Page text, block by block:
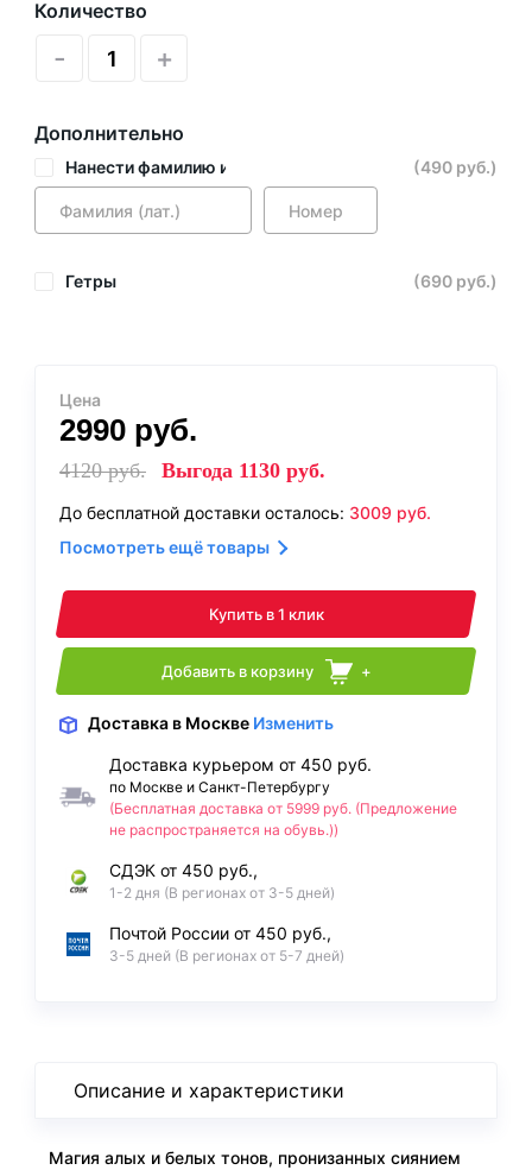
Количество
- +
Дополнительно
Нанести фамилию и номер (490 руб.)
Гетры (690 руб.)
Цена
2990 руб.
4120руб. Выгода 1130 руб.
До бесплатной доставки осталось: 3009 руб.
Посмотреть ещё товары
Купить в 1 клик
Добавить в корзину +
Доставка в Москве Изменить
Доставка курьером от 450 руб.
по Москве и Санкт-Петербургу
(Бесплатная доставка от 5999 руб. (Предложение
не распространяется на обувь.))
СДЭК от 450 руб.,
1-2 дня (В регионах от 3-5 дней)
Почтой России от 450 руб.,
3-5 дней (В регионах от 5-7 дней)
Описание и характеристики
Магия алых и белых тонов, пронизанных сиянием